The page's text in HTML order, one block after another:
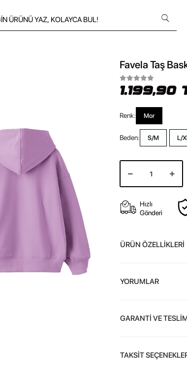
Favela Taş
1.199,90
Renk: Mor
Beden: S/M L/
Hızlı
Gönderi
ÜRÜN ÖZELLİKLERİ
YORUMLAR
GARANTİ VE
TAKSİT